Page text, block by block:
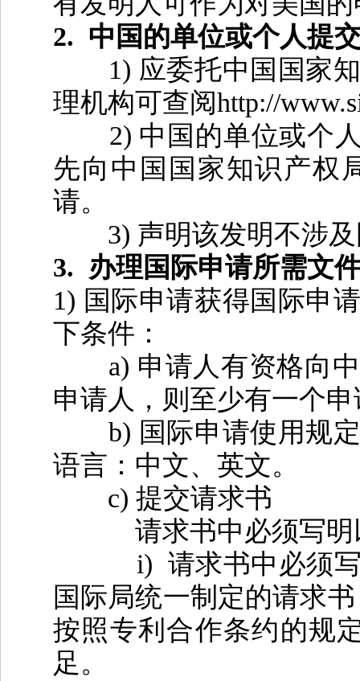
2. 中国的单位或个人提
1) 应委托中国国家
理机构可查阅http://
2) 中国的单位或个
先向中国国家知识产权
请。
3) 声明该发明不涉
3. 办理国际申请所需文
1) 国际申请获得国际申
下条件：
a) 申请人有资格向
申请人，则至少有一个
b) 国际申请使用规
语言：中文、英文。
c) 提交请求书
请求书中必须写明
i) 请求书中必须
国际局统一制定的请求
按照专利合作条约的规
足。